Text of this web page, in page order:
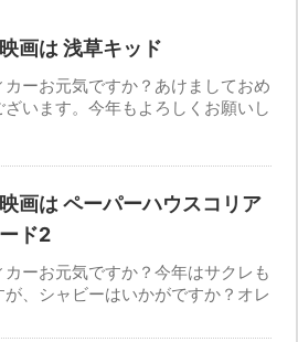
画は 浅草キッド
カーお元気ですか？あけましておめ
ざいます。今年もよろしくお願いし
画は ペーパーハウスコリア
ド2
カーお元気ですか？今年はサクレも
が、シャビーはいかがですか？オレ